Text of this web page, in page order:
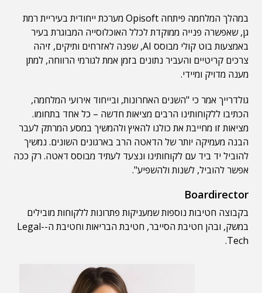
במהלך המלחמה פיתחה Opisoft מערכת ייחודית בעיריית רמת
גן, שאפשרה פנייה ממוקדת לכלל האוכלוסייה המבוגרת בעיר
באמצעות בוט קולי מבוסס AI, שפנה לאזרחים ותיקים, זיהה
צרכים קריטיים והעביר נתונים בזמן אמת לגורמי הרווחה, למתן
מענה מדויק ומיידי.
גולדרייך אמר כי "השנים האחרונות, ובייחוד אירועי המלחמה,
הכתיבו ללקוחותינו הרבים מציאות חדשה – כל אחד בתחומו.
מציאות זו מחייבת את כולנו להאיץ ולהמשיך במסע המרתק לעבר
הבנה מעמיקה יותר של הדאטה הרב בארגונים השונים. נמשיך
להוביל יד ביד עם לקוחותינו ונצעד לעתיד מבוסס דאטה. רק ככה
אפשר להוביל, לשנות ולהשפיע".
Boardirector
בקבוצה חטיבות נוספות שמעניקות פתרונות ללקוחות מובילים
במשק, ובהן חטיבת הסייבר, חטיבת הבריאות וחטיבת ה-Legal-
Tech.